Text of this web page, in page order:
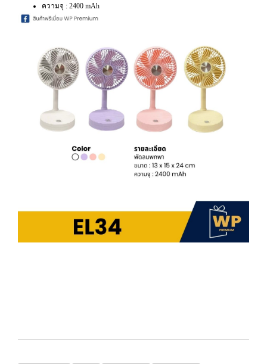
ความจุ : 2400 mAh